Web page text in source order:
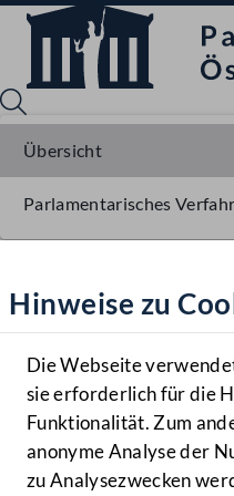
Hilfe
Benutzer
Navigationsmenü
MENÜ
Hinweise zu
Die Webseite
sie erforderlich für die
Funktionalität. Zum
anonyme Analyse der
zu Analysezwecken
Übersicht
Parlamentarisches